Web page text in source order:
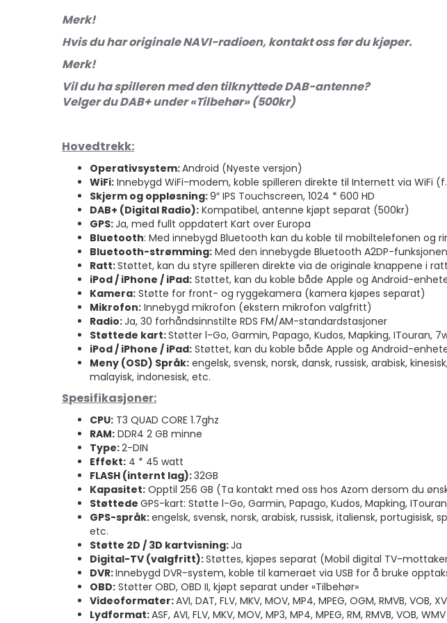
Merk!
Hvis du har originale NAVI-radioen, kontakt oss før du kjøper.
Merk!
Vil du ha spilleren med den tilknyttede DAB-antenne?
Velger du DAB+ under «Tilbehør» (500kr)
Hovedtrekk:
Operativsystem:Android (Nyeste versjon)
WiFi: Innebygd WiFi-modem, koble spilleren direkte til Internett via WiFi
Skjerm og oppløsning:9″ IPS Touchscreen, 1024 * 600 HD
DAB+ (Digital Radio): Kompatibel, antenne kjøpt separat (500kr)
GPS:Ja, med fullt oppdatert Kart over Europa
Bluetooth: Med innebygd Bluetooth kan du koble til mobiltelefonen og
Bluetooth-strømming: Med den innebygde Bluetooth A2DP-
Ratt:Støttet, kan du styre spilleren direkte via de originale knappene i
iPod / iPhone / iPad: Støttet, kan du koble både Apple og Android-
Kamera: Støtte for front- og ryggekamera (kamera kjøpes separat)
Mikrofon: Innebygd mikrofon (ekstern mikrofon valgfritt)
Radio:Ja, 30 forhåndsinnstilte RDS FM/AM-standardstasjoner
Støttede kart:Støtter l-Go, Garmin, Papago, Kudos, Mapking, ITouran,
iPod / iPhone / iPad: Støttet, kan du koble både Apple og Android-
Meny (OSD) Språk: engelsk, svensk, norsk, dansk, russisk, arabisk,
malayisk, indonesisk, etc.
Spesifikasjoner:
CPU: T3 QUAD CORE 1.7ghz
RAM: DDR4 2 GB minne
Type:2-DIN
Effekt: 4 * 45 watt
FLASH (internt lag):32GB
Kapasitet: Opptil 256 GB (Ta kontakt med oss hos Azom dersom du
StøttedeGPS-kart: Støtte l-Go, Garmin, Papago, Kudos, Mapking,
GPS-språk:engelsk, svensk, norsk, arabisk, russisk, italiensk, portugisisk,
etc.
Støtte 2D / 3D kartvisning:Ja
Digital-TV (valgfritt):Støttes, kjøpes separat (Mobil digital TV-
DVR:Innebygd DVR-system, koble til kameraet via USB for å bruke
OBD: Støtter OBD, OBD II, kjøpt separat under «Tilbehør»
Videoformater:AVI, DAT, FLV, MKV, MOV, MP4, MPEG, OGM, RMVB, VOB,
Lydformat:ASF, AVI, FLV, MKV, MOV, MP3, MP4, MPEG, RM, RMVB, VOB,